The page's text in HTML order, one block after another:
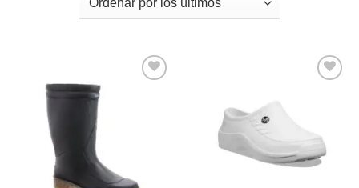
a la
lista de
deseos